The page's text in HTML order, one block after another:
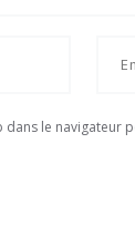
le navigateur